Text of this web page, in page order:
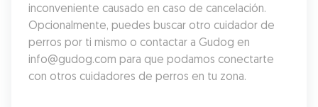
inconveniente causado en caso de cancelación.
Opcionalmente, puedes buscar otro cuidador de
perros por ti mismo o contactar a Gudog en
info@gudog.com para que podamos conectarte
con otros cuidadores de perros en tu zona.